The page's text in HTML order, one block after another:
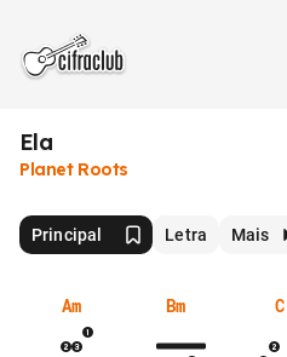
Ela
Planet Roots
Principal Letra Mais
Am Bm C